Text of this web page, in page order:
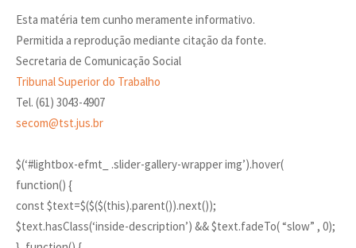
Esta matéria tem cunho meramente informativo.
Permitida a reprodução mediante citação da fonte.
Secretaria de Comunicação Social
Tribunal Superior do Trabalho
Tel. (61) 3043-4907
secom@tst.jus.br
$(‘#lightbox-efmt_ .slider-gallery-wrapper img’).hover(
function() {
const $text=$($($(this).parent()).next());
$text.hasClass(‘inside-description’) && $text.fadeTo( “slow” , 0);